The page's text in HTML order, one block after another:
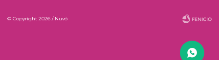
© Copyright 2026 / Nuvó